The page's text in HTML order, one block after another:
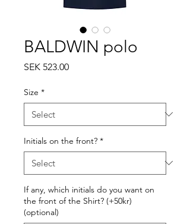
BALDWIN polo
SEK 523.00Price
Size *
Initials on the front? *
If any, which initials do you want on
the front of the Shirt? (+50kr)
(optional)